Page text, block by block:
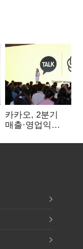
카카오, 2분기
매출·영업익
에이전트 AI